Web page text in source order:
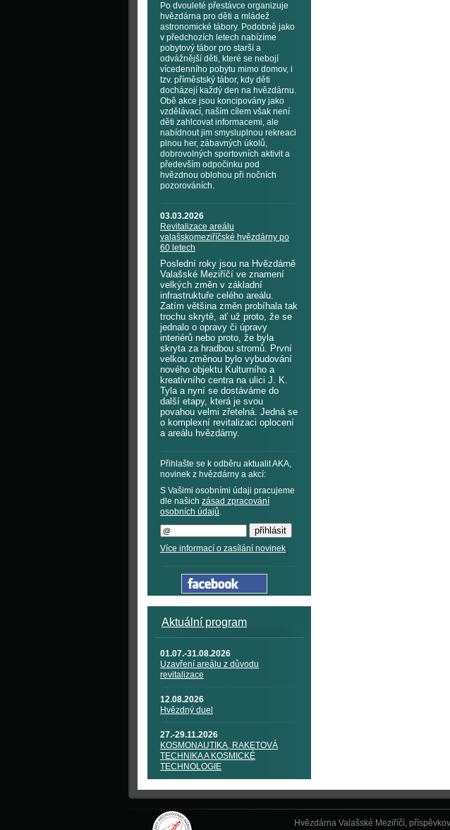
Po dvouleté přestávce organizuje
hvězdárna pro děti a mládež
astronomické tábory. Podobně jako
v předchozích letech nabízíme
pobytový tábor pro starší a
odvážnější děti, které se nebojí
vícedenního pobytu mimo domov, i
tzv. příměstský tábor, kdy děti
docházejí každý den na hvězdárnu.
Obě akce jsou koncipovány jako
vzdělávací, naším cílem však není
děti zahlcovat informacemi, ale
nabídnout jim smysluplnou rekreaci
plnou her, zábavných úkolů,
dobrovolných sportovních aktivit a
především odpočinku pod
hvězdnou oblohou při nočních
pozorováních.
03.03.2026
Revitalizace areálu
valašskomeziříčské hvězdárny po
60 letech
Poslední roky jsou na Hvězdárně
Valašské Meziříčí ve znamení
velkých změn v základní
infrastruktuře celého areálu.
Zatím většina změn probíhala tak
trochu skrytě, ať už proto, že se
jednalo o opravy či úpravy
interiérů nebo proto, že byla
skryta za hradbou stromů. První
velkou změnou bylo vybudování
nového objektu Kulturního a
kreativního centra na ulici J. K.
Tyla a nyní se dostáváme do
další etapy, která je svou
povahou velmi zřetelná. Jedná se
o komplexní revitalizaci oplocení
a areálu hvězdárny.
Přihlašte se k odběru aktualit AKA,
novinek z hvězdárny a akcí:
S Vašimi osobními údaji pracujeme
dle našich zásad zpracování
osobních údajů.
Více informací o zasílání novinek
Aktuální program
01.07.-31.08.2026
Uzavření areálu z důvodu
revitalizace
12.08.2026
Hvězdný duel
27.-29.11.2026
KOSMONAUTIKA, RAKETOVÁ
TECHNIKA A KOSMICKÉ
TECHNOLOGIE
Hvězdárna Valašské Meziříčí,